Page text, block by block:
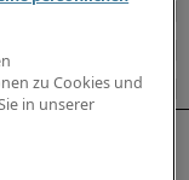
zu Cookies und
in unserer